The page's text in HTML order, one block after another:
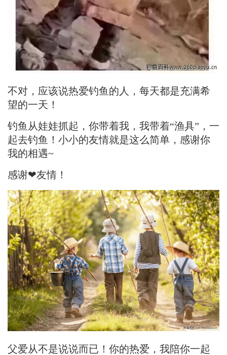
不对，应该说热爱钓鱼的人，每天都是充满希
望的一天！
钓鱼从娃娃抓起，你带着我，我带着“渔具”，一
起去钓鱼！小小的友情就是这么简单，感谢你
我的相遇~
感谢❤友情！
父爱从不是说说而已！你的热爱，我陪你一起